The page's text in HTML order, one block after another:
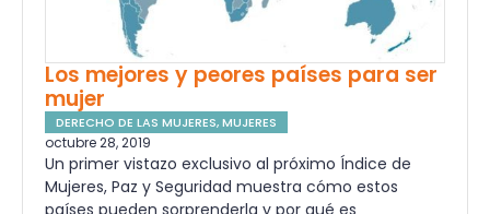
Los mejores y peores países para ser
mujer
DERECHO DE LAS MUJERES,MUJERES
octubre 28, 2019
Un primer vistazo exclusivo al próximo Índice de
Mujeres, Paz y Seguridad muestra cómo estos